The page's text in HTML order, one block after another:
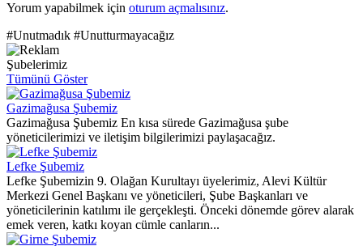
Yorum yapabilmek için oturum açmalısınız.
#Unutmadık #Unutturmayacağız
Şubelerimiz
Tümünü Göster
Gazimağusa Şubemiz
Gazimağusa Şubemiz En kısa sürede Gazimağusa şube
yöneticilerimizi ve iletişim bilgilerimizi paylaşacağız.
Lefke Şubemiz
Lefke Şubemizin 9. Olağan Kurultayı üyelerimiz, Alevi Kültür
Merkezi Genel Başkanı ve yöneticileri, Şube Başkanları ve
yöneticilerinin katılımı ile gerçekleşti. Önceki dönemde görev alarak
emek veren, katkı koyan cümle canların...